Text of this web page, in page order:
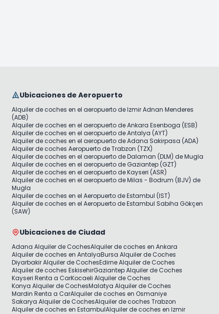
Ubicaciones de Aeropuerto
Alquiler de coches en el aeropuerto de Izmir Adnan Menderes
(ADB)
Alquiler de coches en el aeropuerto de Ankara Esenboga (ESB)
Alquiler de coches en el aeropuerto de Antalya (AYT)
Alquiler de coches en el aeropuerto de Adana Sakirpasa (ADA)
Alquiler de coches Aeropuerto de Trabzon (TZX)
Alquiler de coches en el aeropuerto de Dalaman (DLM) de Mugla
Alquiler de coches en el aeropuerto de Gaziantep (GZT)
Alquiler de coches en el aeropuerto de Kayseri (ASR)
Alquiler de coches en el aeropuerto de Milas - Bodrum (BJV) de
Mugla
Alquiler de coches en el Aeropuerto de Estambul (IST)
Alquiler de coches en el Aeropuerto de Estambul Sabiha Gökçen
(SAW)
Ubicaciones de Ciudad
Adana Alquiler de CochesAlquiler de coches en Ankara
Alquiler de coches en AntalyaBursa Alquiler de Coches
Diyarbakir Alquiler de CochesEdirne Alquiler de Coches
Alquiler de coches EskisehirGaziantep Alquiler de Coches
Kayseri Renta a CarKocaeli Alquiler de Coches
Konya Alquiler de CochesMalatya Alquiler de Coches
Mardin Renta a CarAlquiler de coches en Osmaniye
Sakarya Alquiler de CochesAlquiler de coches Trabzon
Alquiler de coches en EstambulAlquiler de coches en Izmir